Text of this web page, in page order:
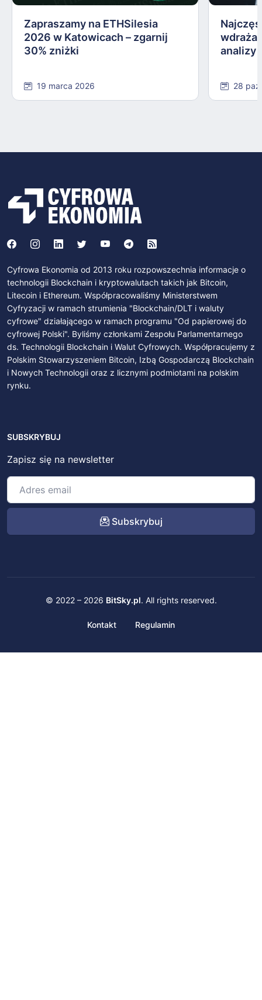
Zapraszamy na ETHSilesia
2026 w Katowicach – zgarnij
30% zniżki
19 marca 2026
analizy
28
Cyfrowa Ekonomia od 2013 roku rozpowszechnia informacje o
technologii Blockchain i kryptowalutach takich jak Bitcoin,
Litecoin i Ethereum. Współpracowaliśmy Ministerstwem
Cyfryzacji w ramach strumienia "Blockchain/DLT i waluty
cyfrowe" działającego w ramach programu "Od papierowej do
cyfrowej Polski". Byliśmy członkami Zespołu Parlamentarnego
ds. Technologii Blockchain i Walut Cyfrowych. Współpracujemy z
Polskim Stowarzyszeniem Bitcoin, Izbą Gospodarczą Blockchain
i Nowych Technologii oraz z licznymi podmiotami na polskim
rynku.
SUBSKRYBUJ
Zapisz się na newsletter
Subskrybuj
© 2022 – 2026 BitSky.pl. All rights reserved.
Kontakt Regulamin